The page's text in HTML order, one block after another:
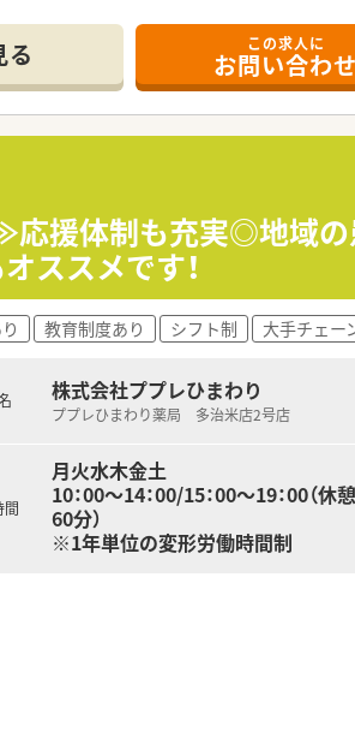
きたい方
方を含む）
間・曜日応相談
60分
連休取得可、年次有給休暇（法定通
,労災保険
務手当、基本調整給、中途調整給
る この求人に
お問い合わせ
応援体制も充実◎地域
ススメです！
教育制度あり シフト制 大手チェー
株式会社ププレひまわり
ププレひまわり薬局 多治米店2号店
間
月火水木金土
10：00～14：00/15：00～19：00（休憩
60分）
※1年単位の変形労働時間制